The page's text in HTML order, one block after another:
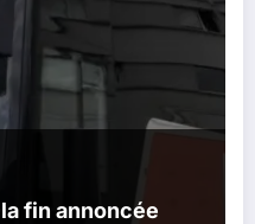
fin annoncée